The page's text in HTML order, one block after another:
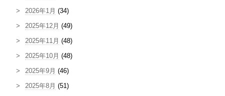
2026年1月 (34)
2025年12月 (49)
2025年11月 (48)
2025年10月 (48)
2025年9月 (46)
2025年8月 (51)